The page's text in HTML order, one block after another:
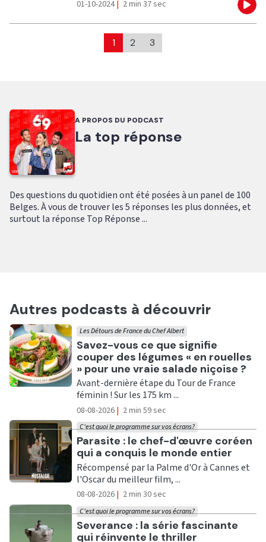
01-10-2024 | 2 min 37 sec
1 2 3
A PROPOS DU PODCAST
La top réponse
Des questions du quotidien ont été posées à un panel de 100
Belges. À vous de trouver les 5 réponses les plus données, et
surtout la réponse Top Réponse ...
Autres podcasts à découvrir
Ecouter
Savez-vous ce que signifie
couper des légumes « en rouelles
» pour une vraie salade niçoise ?
Les Détours de France du Chef Albert
Avant-dernière étape du Tour de France
féminin ! Sur les 175 km ...
08-08-2026 | 2 min 59 sec
Ecouter
Parasite : le chef-d'œuvre coréen
qui a conquis le monde entier
C'est quoi le programme sur vos écrans?
Récompensé par la Palme d'Or à Cannes et
l'Oscar du meilleur film, ...
08-08-2026 | 2 min 30 sec
Ecouter
Severance : la série fascinante
qui réinvente le thriller
C'est quoi le programme sur vos écrans?